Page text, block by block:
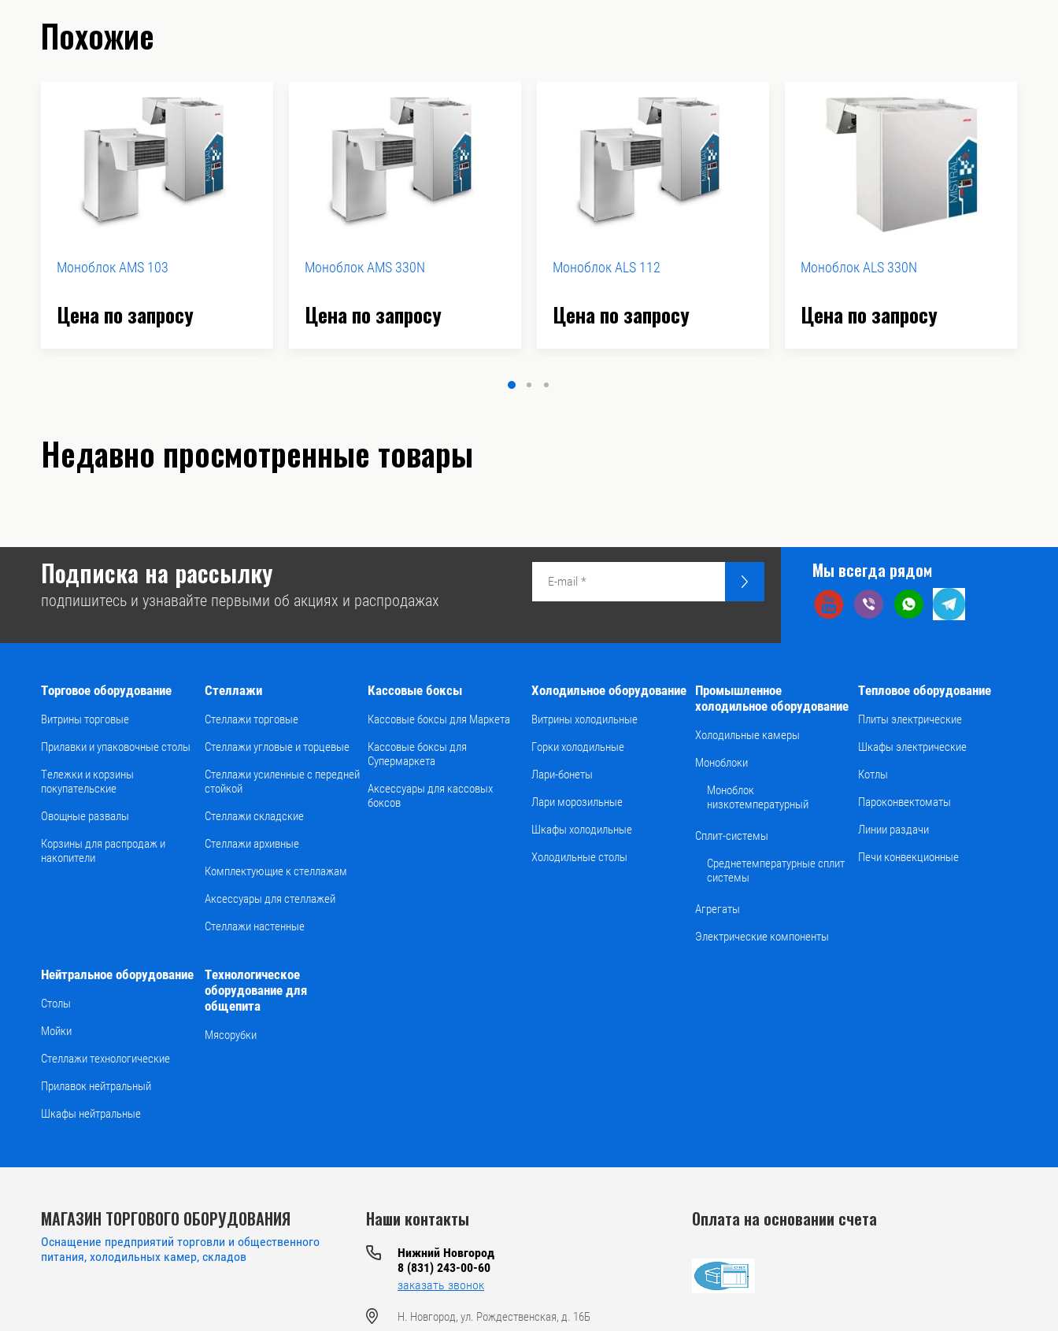
Похожие
Моноблок AMS 103
Цена по запросу
Моноблок AMS 330N
Цена по запросу
Моноблок ALS 112
Цена по запросу
Моноблок ALS 330N
Цена по запросу
Недавно просмотренные товары
Подписка на рассылку
подпишитесь и узнавайте первыми об акциях и распродажах
Мы всегда рядом
Торговое оборудование
Витрины торговые
Прилавки и упаковочные столы
Тележки и корзины
покупательские
Овощные развалы
Корзины для распродаж и
накопители
Стеллажи
Стеллажи торговые
Стеллажи угловые и торцевые
Стеллажи усиленные с передней
стойкой
Стеллажи складские
Стеллажи архивные
Комплектующие к стеллажам
Аксессуары для стеллажей
Стеллажи настенные
Кассовые боксы
Кассовые боксы для Маркета
Кассовые боксы для
Супермаркета
Аксессуары для кассовых
боксов
Холодильное оборудование
Витрины холодильные
Горки холодильные
Лари-бонеты
Лари морозильные
Шкафы холодильные
Холодильные столы
Промышленное
холодильное оборудование
Холодильные камеры
Моноблоки
Моноблок
низкотемпературный
Сплит-системы
Среднетемпературные сплит
системы
Агрегаты
Электрические компоненты
Тепловое оборудование
Плиты электрические
Шкафы электрические
Котлы
Пароконвектоматы
Линии раздачи
Печи конвекционные
Нейтральное оборудование
Столы
Мойки
Стеллажи технологические
Прилавок нейтральный
Шкафы нейтральные
Технологическое
оборудование для
общепита
Мясорубки
МАГАЗИН ТОРГОВОГО ОБОРУДОВАНИЯ
Оснащение предприятий торговли и общественного
питания, холодильных камер, складов
Наши контакты
Нижний Новгород
8 (831) 243-00-60
заказать звонок
Н. Новгород, ул. Рождественская, д. 16Б
Оплата на основании счета